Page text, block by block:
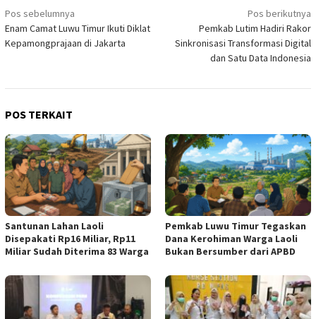
Navigasi
pos
Pos sebelumnya
Enam Camat Luwu Timur Ikuti Diklat
Kepamongprajaan di Jakarta
Pos berikutnya
Pemkab Lutim Hadiri Rakor
Sinkronisasi Transformasi Digital
dan Satu Data Indonesia
POS TERKAIT
Santunan Lahan Laoli
Disepakati Rp16 Miliar, Rp11
Miliar Sudah Diterima 83 Warga
Pemkab Luwu Timur Tegaskan
Dana Kerohiman Warga Laoli
Bukan Bersumber dari APBD